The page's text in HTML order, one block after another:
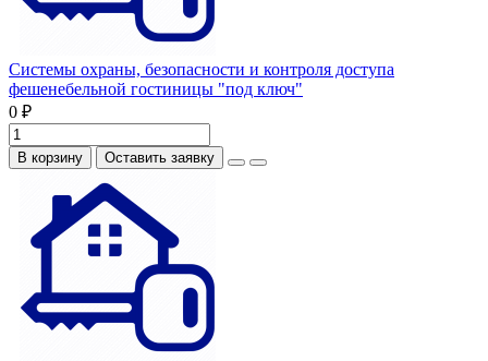
Системы охраны, безопасности и контроля доступа
фешенебельной гостиницы "под ключ"
0 ₽
В корзину Оставить заявку